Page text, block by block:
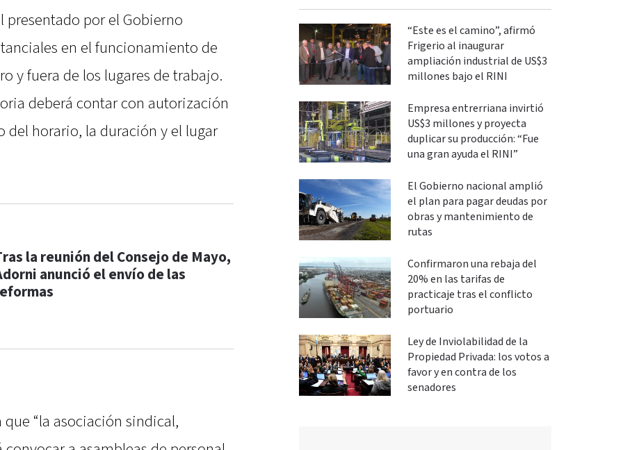
por el Gobierno
en el funcionamiento de
y fuera de los lugares de trabajo.
deberá contar con autorización
del horario, la duración y el lugar
la reunión del Consejo de Mayo,
anunció el envío de las
“la asociación sindical,
“Este es el camino”, afirmó
Frigerio al inaugurar
ampliación industrial de US$3
millones bajo el RINI
Empresa entrerriana invirtió
US$3 millones y proyecta
duplicar su producción: “Fue
una gran ayuda el RINI”
El Gobierno nacional amplió
el plan para pagar deudas por
obras y mantenimiento de
rutas
Confirmaron una rebaja del
20% en las tarifas de
practicaje tras el conflicto
portuario
Ley de Inviolabilidad de la
Propiedad Privada: los votos a
favor y en contra de los
senadores